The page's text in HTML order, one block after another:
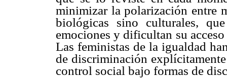
minimizar la polarización entre
biológicas sino culturales,
emociones y dificultan su
Las feministas de la igualdad
de discriminación
control social bajo formas de